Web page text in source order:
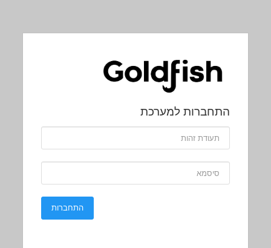
התחברות למערכת